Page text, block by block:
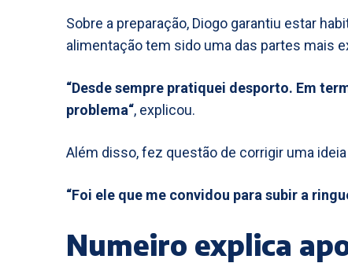
Sobre a preparação, Diogo garantiu estar
alimentação tem sido uma das partes mais
“Desde sempre pratiquei desporto. Em
problema“, explicou.
Além disso, fez questão de corrigir uma
“Foi ele que me convidou para subir a
Numeiro explica